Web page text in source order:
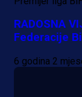
RADOSNA
Federacije
6 godina 2